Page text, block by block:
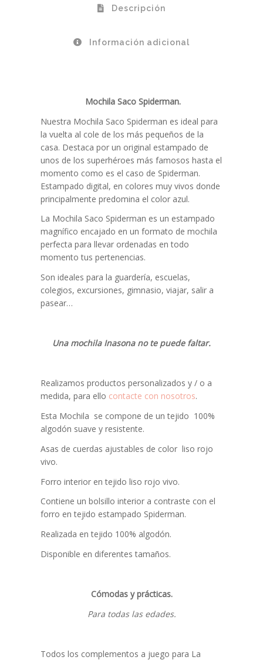
Descripción
Información adicional
Mochila Saco Spiderman.
Nuestra Mochila Saco Spiderman es ideal para
la vuelta al cole de los más pequeños de la
casa. Destaca por un original estampado de
unos de los superhéroes más famosos hasta el
momento como es el caso de Spiderman.
Estampado digital, en colores muy vivos donde
principalmente predomina el color azul.
La Mochila Saco Spiderman es un estampado
magnífico encajado en un formato de mochila
perfecta para llevar ordenadas en todo
momento tus pertenencias.
Son ideales para la guardería, escuelas,
colegios, excursiones, gimnasio, viajar, salir a
pasear…
Una mochila Inasona no te puede faltar.
Realizamos productos personalizados y / o a
medida, para ello contacte con nosotros.
Esta Mochila se compone de un tejido 100%
algodón suave y resistente.
Asas de cuerdas ajustables de color liso rojo
vivo.
Forro interior en tejido liso rojo vivo.
Contiene un bolsillo interior a contraste con el
forro en tejido estampado Spiderman.
Realizada en tejido 100% algodón.
Disponible en diferentes tamaños.
Cómodas y prácticas.
Para todas las edades.
Todos los complementos a juego para La